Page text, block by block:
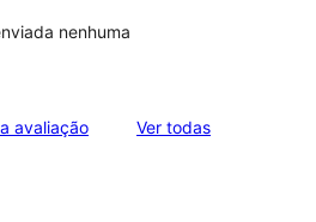
nenhuma
avaliação Ver todasavaliações